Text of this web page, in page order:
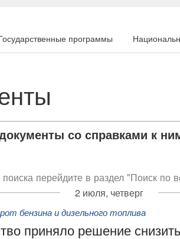
программы
со справками к
перейдите в раздел "Поиск по
2 июля, четверг
бензина и дизельного топлива
приняло решение